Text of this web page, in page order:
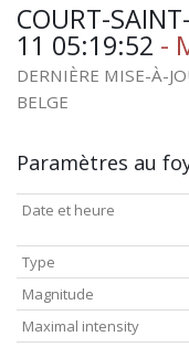
COURT-
11 05:19:52 -
DERNIÈRE MISE-À-
BELGE
Paramètres au
Date et heure
Type
Magnitude
Maximal intensity